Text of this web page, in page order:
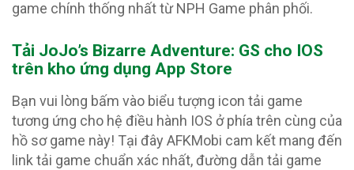
game chính thống nhất từ NPH Game phân phối.
Tải JoJo’s Bizarre Adventure: GS cho IOS
trên kho ứng dụng App Store
Bạn vui lòng bấm vào biểu tượng icon tải game
tương ứng cho hệ điều hành IOS ở phía trên cùng của
hồ sơ game này! Tại đây AFKMobi cam kết mang đến
link tải game chuẩn xác nhất, đường dẫn tải game